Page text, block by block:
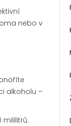
nebo v
alkoholu –